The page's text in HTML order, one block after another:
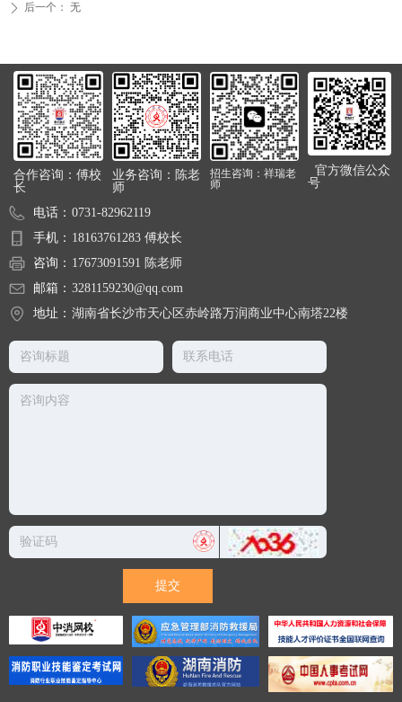
ꄲ 后一个： 无
合作咨询：傅校
长
业务咨询：陈老
师
官方微信公众
号
招生咨询：祥瑞老
师
提交
电话： 0731-82962119
手机： 18163761283 傅校长
咨询： 17673091591 陈老师
邮箱： 3281159230@qq.com
地址： 湖南省长沙市天心区赤岭路万润商业中心南塔22楼